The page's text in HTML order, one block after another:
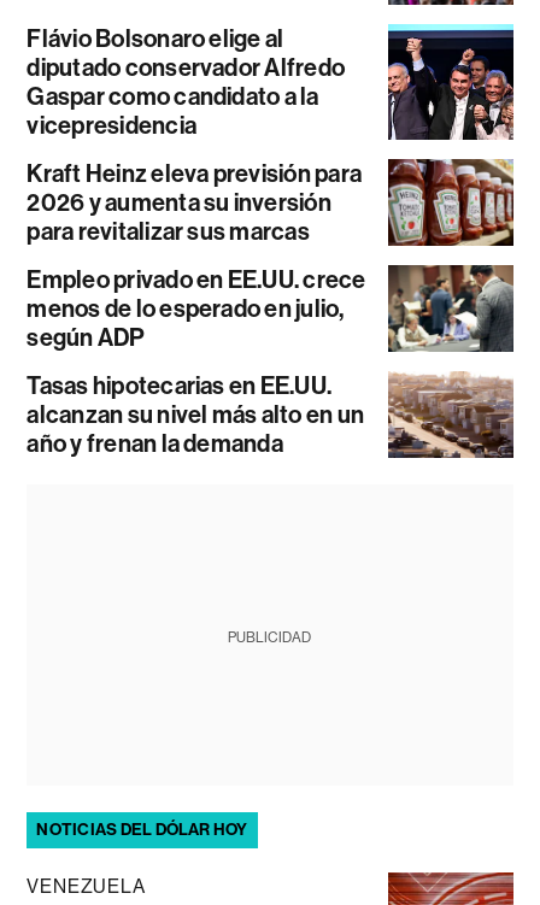
Flávio Bolsonaro elige al
diputado conservador Alfredo
Gaspar como candidato a la
vicepresidencia
Kraft Heinz eleva previsión para
2026 y aumenta su inversión
para revitalizar sus marcas
Empleo privado en EE.UU. crece
menos de lo esperado en julio,
según ADP
Tasas hipotecarias en EE.UU.
alcanzan su nivel más alto en un
año y frenan la demanda
PUBLICIDAD
NOTICIAS DEL DÓLAR HOY
VENEZUELA